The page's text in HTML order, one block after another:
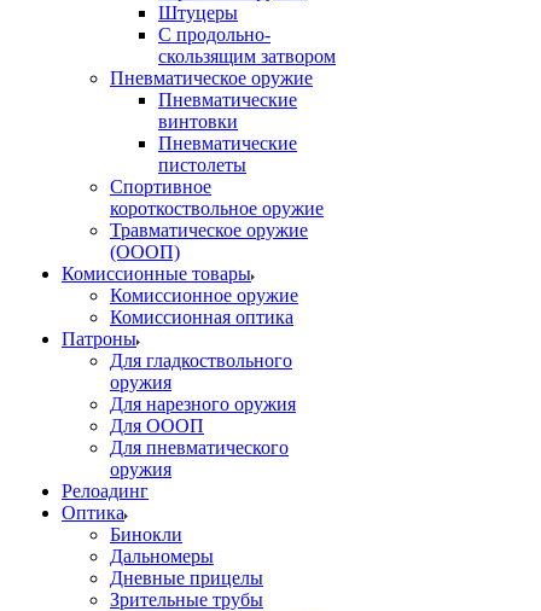
Штуцеры
С продольно-
скользящим затвором
Пневматическое оружие
Пневматические
винтовки
Пневматические
пистолеты
Спортивное
короткоствольное оружие
Травматическое оружие
(ОООП)
Комиссионные товары
Комиссионное оружие
Комиссионная оптика
Патроны
Для гладкоствольного
оружия
Для нарезного оружия
Для ОООП
Для пневматического
оружия
Релоадинг
Оптика
Бинокли
Дальномеры
Дневные прицелы
Зрительные трубы